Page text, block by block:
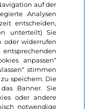
auf der
Analysen
entscheiden,
unterteilt) Sie
oder widerrufen
anpassen“
stimmen
speichern. Die
Banner. Sie
oder andere
notwendige